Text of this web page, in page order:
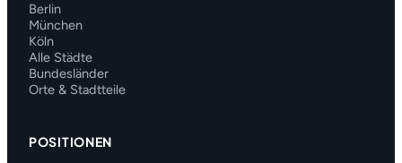
Berlin
München
Köln
Alle Städte
Bundesländer
Orte & Stadtteile
POSITIONEN